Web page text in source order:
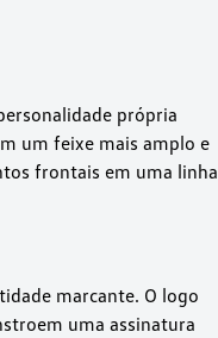
própria
um feixe mais amplo e
frontais em uma linha
marcante. O logo
uma assinatura